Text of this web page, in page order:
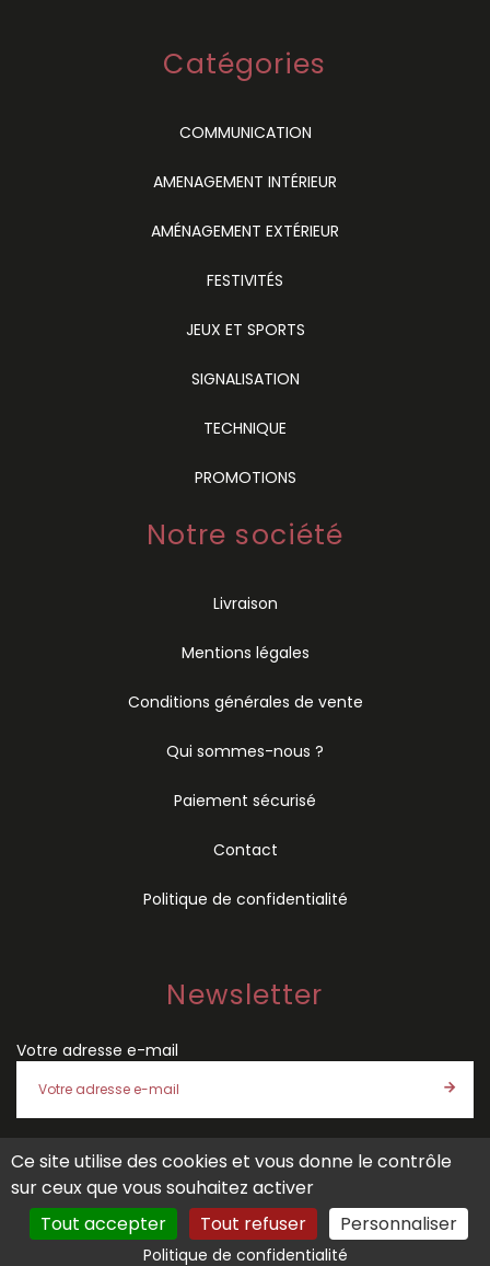
Catégories
COMMUNICATION
AMENAGEMENT INTÉRIEUR
AMÉNAGEMENT EXTÉRIEUR
FESTIVITÉS
JEUX ET SPORTS
SIGNALISATION
TECHNIQUE
PROMOTIONS
Notre société
Livraison
Mentions légales
Conditions générales de vente
Qui sommes-nous ?
Paiement sécurisé
Contact
Politique de confidentialité
Newsletter
Votre adresse e-mail
J'accepte les conditions générales de venteet lapolitique
de confidentialité
Site créé parTout Simplement Digital
Ce site utilise des cookies et vous donne le contrôle
sur ceux que vous souhaitez activer
Tout accepter
Tout refuser Personnaliser
Politique de confidentialité